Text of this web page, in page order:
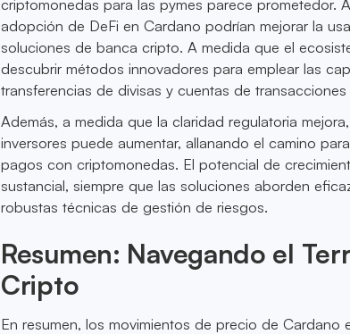
criptomonedas para las pymes parece prometedor.
adopción de DeFi en Cardano podrían mejorar la
soluciones de banca cripto. A medida que el
descubrir métodos innovadores para emplear las
transferencias de divisas y cuentas de
Además, a medida que la claridad regulatoria
inversores puede aumentar, allanando el camino
pagos con criptomonedas. El potencial de
sustancial, siempre que las soluciones aborden
robustas técnicas de gestión de riesgos.
Resumen: Navegando el
Cripto
En resumen, los movimientos de precio de Cardano